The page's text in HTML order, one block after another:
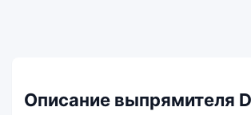
Описание выпрямителя